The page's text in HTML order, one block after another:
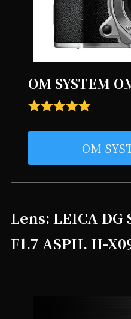
OM SYSTEM
OM
Lens: LEICA
F1.7 ASPH. H-